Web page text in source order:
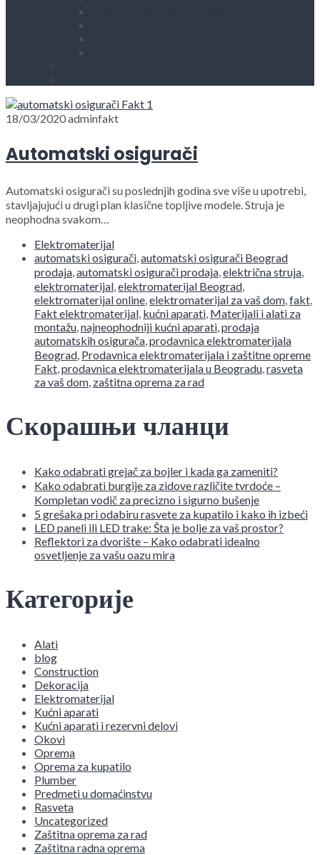
18/03/2020adminfakt
Automatski osigurači
Automatski osigurači su poslednjih godina sve više u upotrebi,
stavljajujući u drugi plan klasične topljive modele. Struja je
neophodna svakom…
Elektromaterijal
automatski osigurači,automatski osigurači Beograd
prodaja,automatski osigurači prodaja,električna struja,
elektromaterijal,elektromaterijal Beograd,
elektromaterijal online,elektromaterijal za vaš dom,fakt,
Fakt elektromaterijal, kućni aparati, Materijali i alati za
montažu,najneophodniji kućni aparati,prodaja
automatskih osigurača,prodavnica elektromaterijala
Beograd, Prodavnica elektromaterijala i zaštitne opreme
Fakt,prodavnica elektromaterijala u Beogradu,rasveta
za vaš dom, zaštitna oprema za rad
Скорашњи чланци
Kako odabrati grejač za bojler i kada ga zameniti?
Kako odabrati burgije za zidove različite tvrdoće –
Kompletan vodič za precizno i sigurno bušenje
5 grešaka pri odabiru rasvete za kupatilo i kako ih izbeći
LED paneli ili LED trake: Šta je bolje za vaš prostor?
Reflektori za dvorište – Kako odabrati idealno
osvetljenje za vašu oazu mira
Категорије
Alati
blog
Construction
Dekoracija
Elektromaterijal
Kućni aparati
Kućni aparati i rezervni delovi
Okovi
Oprema
Oprema za kupatilo
Plumber
Predmeti u domaćinstvu
Rasveta
Uncategorized
Zaštitna oprema za rad
Zaštitna radna oprema